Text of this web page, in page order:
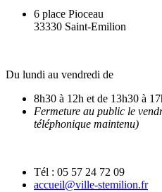
6 place Pioceau
33330 Saint-Emilion
Du lundi au vendredi de
8h30 à 12h et de 13h30 à
Fermeture au public le
téléphonique maintenu)
Tél : 05 57 24 72 09
accueil@ville-stemilion.fr